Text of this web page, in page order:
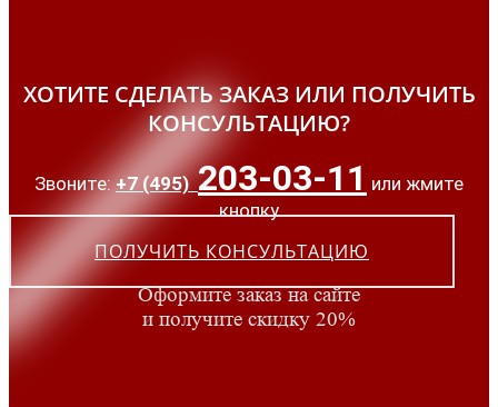
ХОТИТЕ СДЕЛАТЬ ЗАКАЗ ИЛИ ПОЛУЧИТЬ
КОНСУЛЬТАЦИЮ?
Звоните:+7 (495)203-03-11 или жмите
кнопку
ПОЛУЧИТЬ КОНСУЛЬТАЦИЮ
Оформите заказ на сайте
и получите скидку 20%